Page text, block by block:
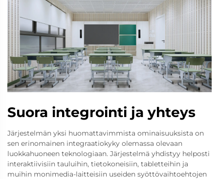
Suora integrointi ja yhteys
Järjestelmän yksi huomattavimmista ominaisuuksista on
sen erinomainen integraatiokyky olemassa olevaan
luokkahuoneen teknologiaan. Järjestelmä yhdistyy helposti
interaktiivisiin tauluihin, tietokoneisiin, tabletteihin ja
muihin monimedia-laitteisiin useiden syöttövaihtoehtojen